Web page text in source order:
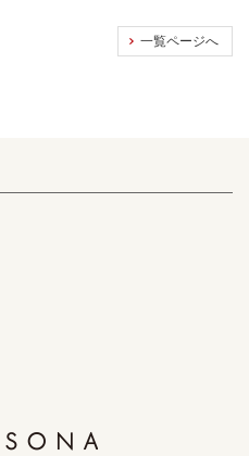
一覧ページへ